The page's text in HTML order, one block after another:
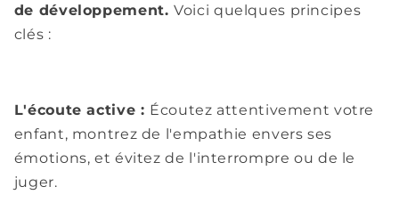
de développement.Voici quelques principes
clés :
L'écoute active : Écoutez attentivement votre
enfant, montrez de l'empathie envers ses
émotions, et évitez de l'interrompre ou de le
juger.